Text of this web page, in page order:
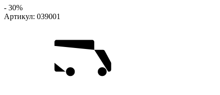
- 30%
Артикул: 039001